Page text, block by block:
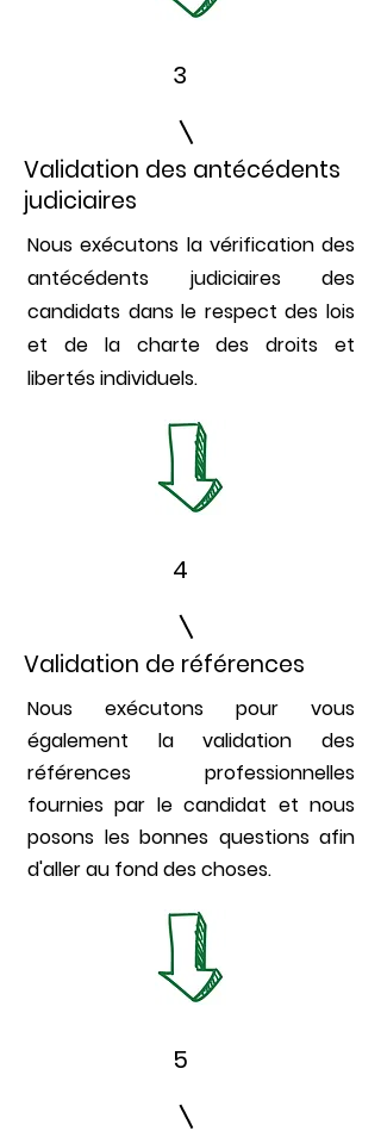
3
Validation des antécédents
judiciaires
Nous exécutons la vérification des
antécédents judiciaires des
candidats dans le respect des lois
et de la charte des droits et
libertés individuels.
4
Validation de références
Nous exécutons pour vous
également la validation des
références professionnelles
fournies par le candidat et nous
posons les bonnes questions afin
d'aller au fond des choses.
5